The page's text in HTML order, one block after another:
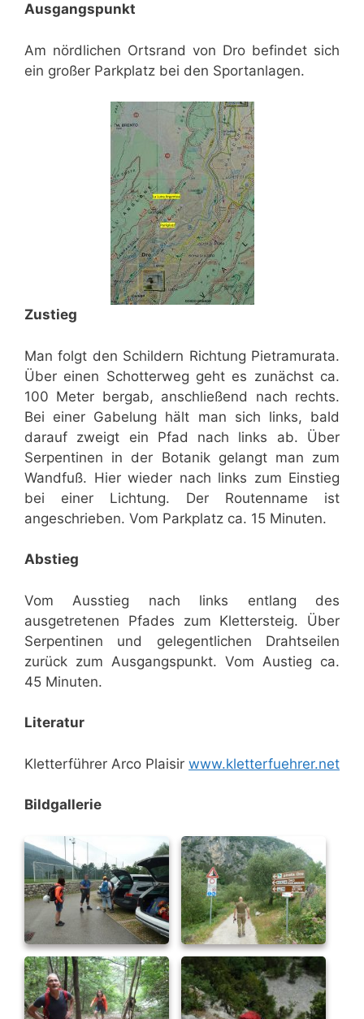
Ausgangspunkt
Am nördlichen Ortsrand von Dro befindet sich
ein großer Parkplatz bei den Sportanlagen.
Zustieg
Man folgt den Schildern Richtung Pietramurata.
Über einen Schotterweg geht es zunächst ca.
100 Meter bergab, anschließend nach rechts.
Bei einer Gabelung hält man sich links, bald
darauf zweigt ein Pfad nach links ab. Über
Serpentinen in der Botanik gelangt man zum
Wandfuß. Hier wieder nach links zum Einstieg
bei einer Lichtung. Der Routenname ist
angeschrieben. Vom Parkplatz ca. 15 Minuten.
Abstieg
Vom Ausstieg nach links entlang des
ausgetretenen Pfades zum Klettersteig. Über
Serpentinen und gelegentlichen Drahtseilen
zurück zum Ausgangspunkt. Vom Austieg ca.
45 Minuten.
Literatur
Kletterführer Arco Plaisir www.kletterfuehrer.net
Bildgallerie